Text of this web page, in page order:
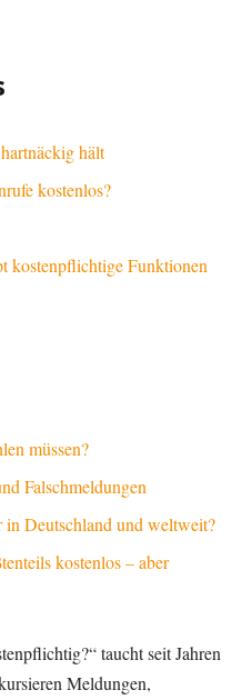
hält
kostenlos?
kostenpflichtige Funktionen
müssen?
Falschmeldungen
in Deutschland und weltweit?
kostenlos – aber
taucht seit Jahren
Meldungen,